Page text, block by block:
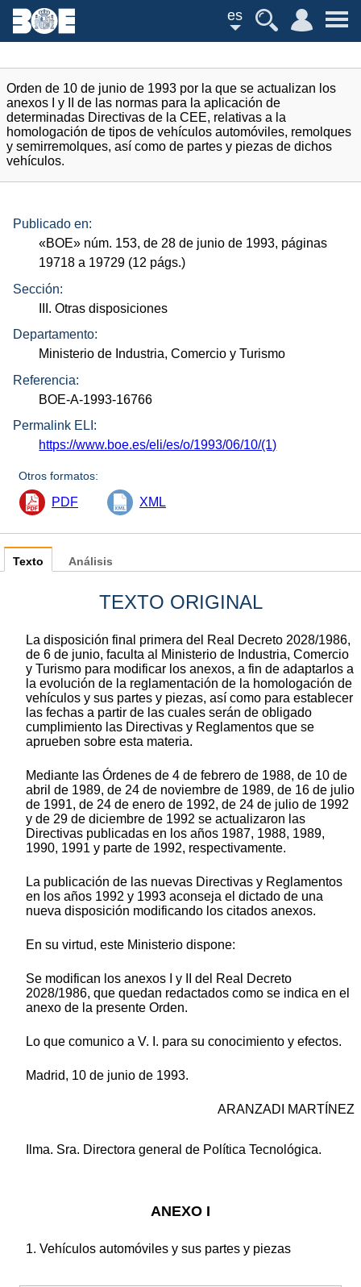
es
Orden de 10 de junio de 1993 por la que se actualizan los
anexos I y II de las normas para la aplicación de
determinadas Directivas de la CEE, relativas a la
homologación de tipos de vehículos automóviles, remolques
y semirremolques, así como de partes y piezas de dichos
vehículos.
Publicado en:
«BOE» núm. 153, de 28 de junio de 1993, páginas
19718 a 19729 (12 págs.)
Sección:
III. Otras disposiciones
Departamento:
Ministerio de Industria, Comercio y Turismo
Referencia:
BOE-A-1993-16766
Permalink ELI:
https://www.boe.es/eli/es/o/1993/06/10/(1)
Otros formatos:
PDF XML
Texto
TEXTO ORIGINAL
La disposición final primera del Real Decreto 2028/1986,
de 6 de junio, faculta al Ministerio de Industria, Comercio
y Turismo para modificar los anexos, a fin de adaptarlos a
la evolución de la reglamentación de la homologación de
vehículos y sus partes y piezas, así como para establecer
las fechas a partir de las cuales serán de obligado
cumplimiento las Directivas y Reglamentos que se
aprueben sobre esta materia.
Mediante las Órdenes de 4 de febrero de 1988, de 10 de
abril de 1989, de 24 de noviembre de 1989, de 16 de julio
de 1991, de 24 de enero de 1992, de 24 de julio de 1992
y de 29 de diciembre de 1992 se actualizaron las
Directivas publicadas en los años 1987, 1988, 1989,
1990, 1991 y parte de 1992, respectivamente.
La publicación de las nuevas Directivas y Reglamentos
en los años 1992 y 1993 aconseja el dictado de una
nueva disposición modificando los citados anexos.
En su virtud, este Ministerio dispone:
Se modifican los anexos I y II del Real Decreto
2028/1986, que quedan redactados como se indica en el
anexo de la presente Orden.
Lo que comunico a V. I. para su conocimiento y efectos.
Madrid, 10 de junio de 1993.
ARANZADI MARTÍNEZ
Ilma. Sra. Directora general de Política Tecnológica.
ANEXO I
1. Vehículos automóviles y sus partes y piezas
Análisis